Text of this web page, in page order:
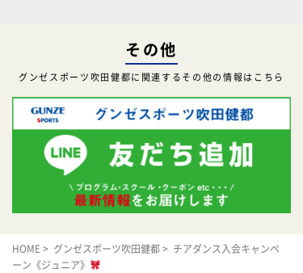
その他
グンゼスポーツ吹田健都に関連するその他の情報はこちら
HOME > グンゼスポーツ吹田健都> チアダンス入会キャンペ
ーン《ジュニア》